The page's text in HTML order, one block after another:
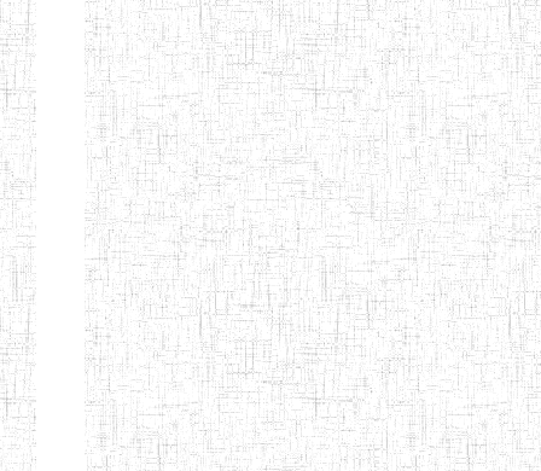
ENI
Chercher:
Effacer les filtres
Denomination
Type